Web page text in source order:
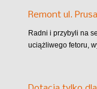
Remont ul.
Radni i przybyli na
uciążliwego fetoru,